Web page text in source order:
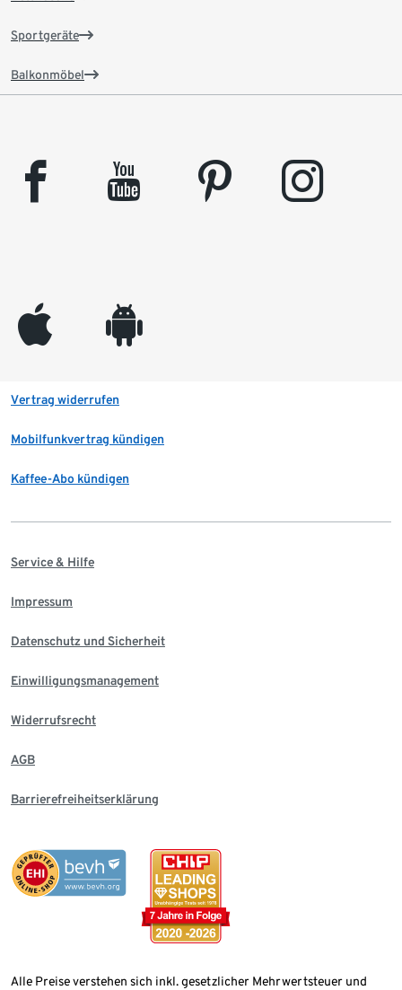
Sportgeräte
Balkonmöbel
facebook youtube pinterest instagram
appleinc android
Vertrag widerrufen
Mobilfunkvertrag kündigen
Kaffee-Abo kündigen
Service & Hilfe
Impressum
Datenschutz und Sicherheit
Einwilligungsmanagement
Widerrufsrecht
AGB
Barrierefreiheitserklärung
Alle Preise verstehen sich inkl. gesetzlicher Mehrwertsteuer und